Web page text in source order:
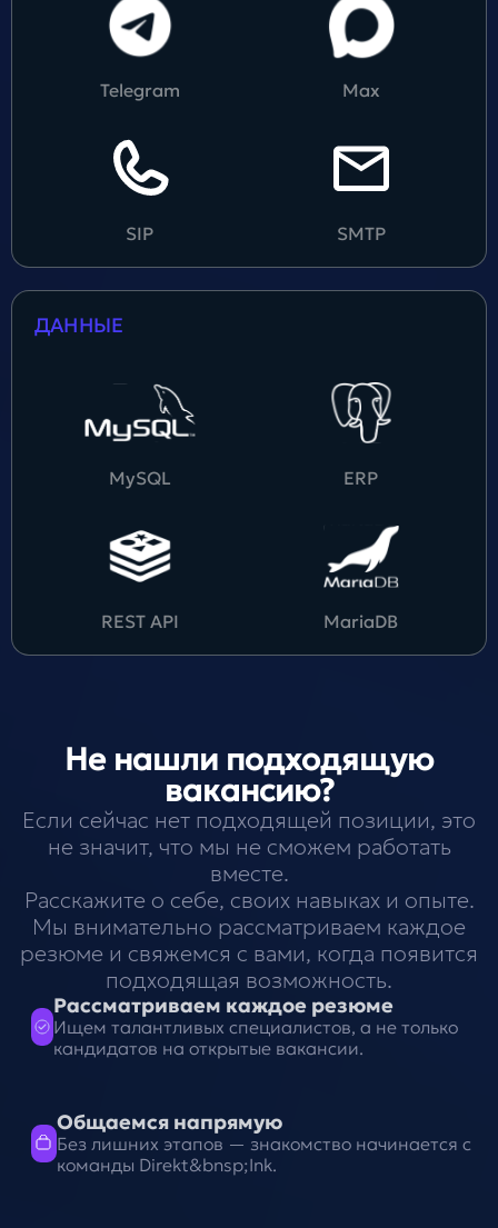
Telegram Max
SIP SMTP
ДАННЫЕ
MySQL ERP
REST API MariaDB
Не нашли подходящую
вакансию?
Если сейчас нет подходящей позиции, это
не значит, что мы не сможем работать
вместе.
Расскажите о себе, своих навыках и опыте.
Мы внимательно рассматриваем каждое
резюме и свяжемся с вами, когда появится
подходящая возможность.
Рассматриваем каждое резюме
Ищем талантливых специалистов, а не только
кандидатов на открытые вакансии.
Общаемся напрямую
Без лишних этапов — знакомство начинается с
команды Direkt&bnsp;Ink.